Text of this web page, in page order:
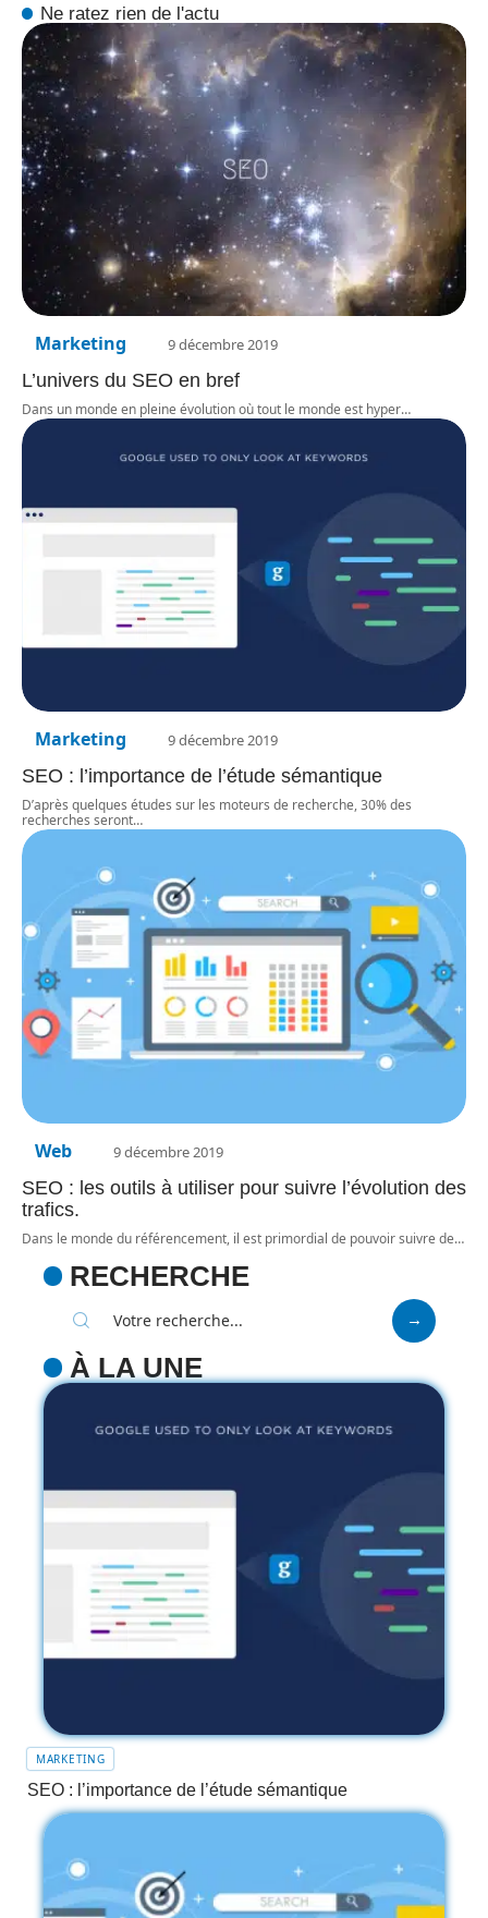
Ne ratez rien de l'actu
Marketing 9 décembre 2019
L’univers du SEO en bref
Dans un monde en pleine évolution où tout le monde est hyper…
Marketing 9 décembre 2019
SEO : l’importance de l’étude sémantique
D’après quelques études sur les moteurs de recherche, 30% des
recherches seront…
Web 9 décembre 2019
SEO : les outils à utiliser pour suivre l’évolution des
trafics.
Dans le monde du référencement, il est primordial de pouvoir suivre de…
RECHERCHE
À LA UNE
MARKETING
SEO : l’importance de l’étude sémantique